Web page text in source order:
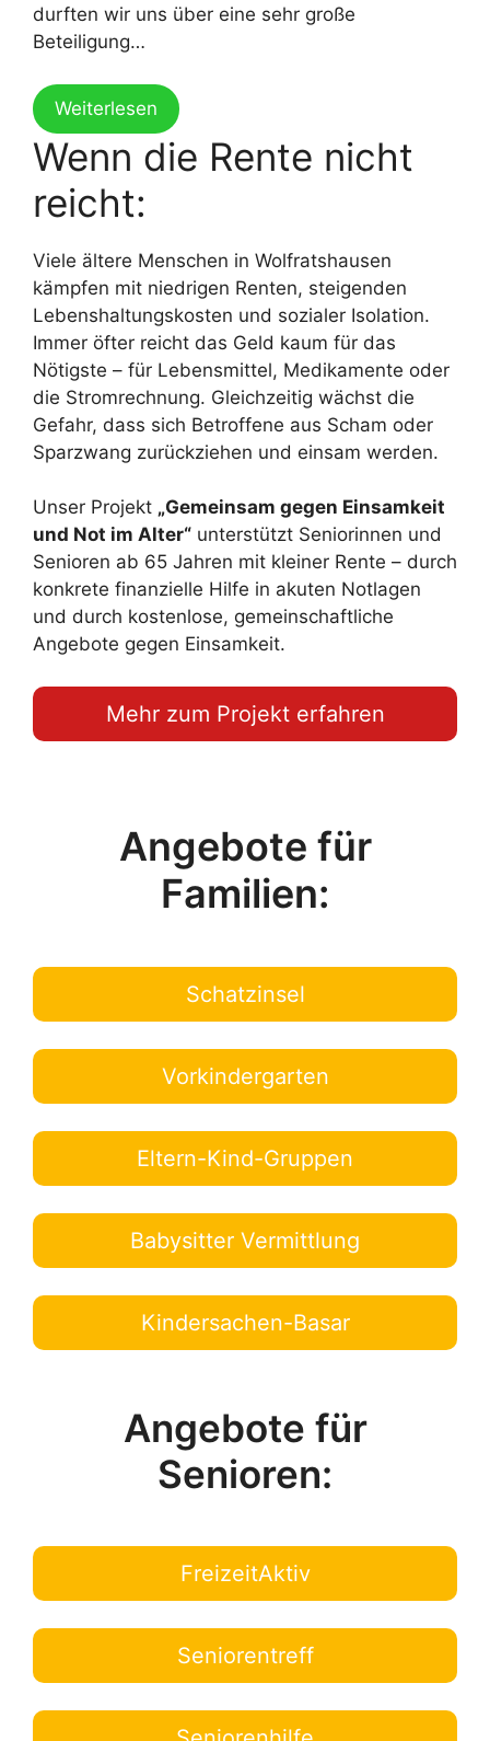
durften wir uns über eine sehr große
Beteiligung…
Weiterlesen
Wenn die Rente nicht
reicht:
Viele ältere Menschen in Wolfratshausen
kämpfen mit niedrigen Renten, steigenden
Lebenshaltungskosten und sozialer Isolation.
Immer öfter reicht das Geld kaum für das
Nötigste – für Lebensmittel, Medikamente oder
die Stromrechnung. Gleichzeitig wächst die
Gefahr, dass sich Betroffene aus Scham oder
Sparzwang zurückziehen und einsam werden.
Unser Projekt „Gemeinsam gegen Einsamkeit
und Not im Alter“ unterstützt Seniorinnen und
Senioren ab 65 Jahren mit kleiner Rente – durch
konkrete finanzielle Hilfe in akuten Notlagen
und durch kostenlose, gemeinschaftliche
Angebote gegen Einsamkeit.
Mehr zum Projekt erfahren
Angebote für
Familien:
Schatzinsel
Vorkindergarten
Eltern-Kind-Gruppen
Babysitter Vermittlung
Kindersachen-Basar
Angebote für
Senioren:
FreizeitAktiv
Seniorentreff